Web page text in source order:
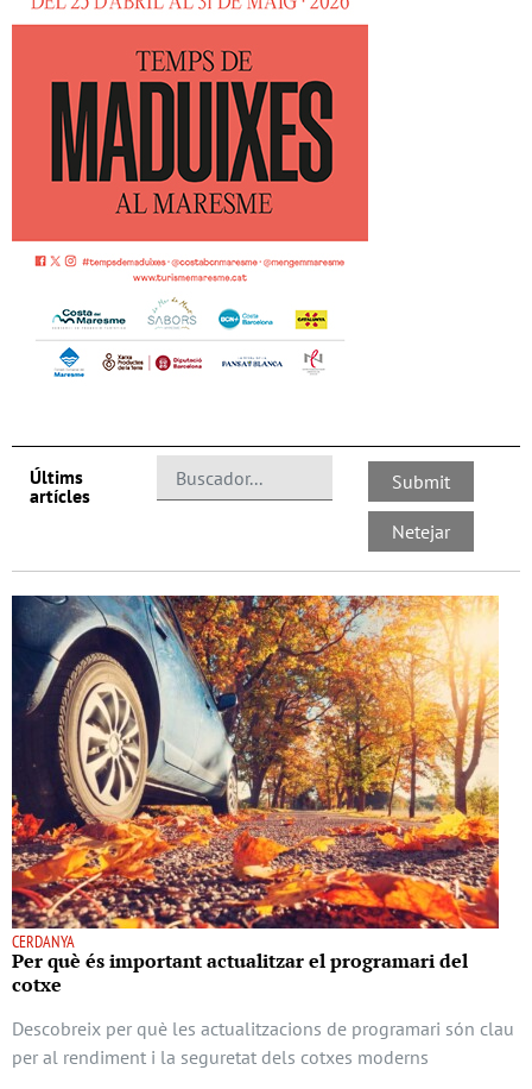
Últims
artícles
CERDANYA
Per què és important actualitzar el programari del
cotxe
Descobreix per què les actualitzacions de programari són clau
per al rendiment i la seguretat dels cotxes moderns